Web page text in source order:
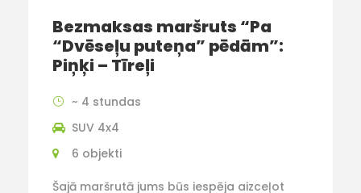
Bezmaksas maršruts “Pa
“Dvēseļu puteņa” pēdām”:
Piņķi – Tīreļi
~ 4 stundas
SUV 4x4
6 objekti
Šajā maršrutā jums būs iespēja aizceļot